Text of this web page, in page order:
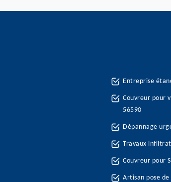
Entreprise
Couvreur pour
56590
Dépannage
Travaux
Couvreur pour
Artisan pose